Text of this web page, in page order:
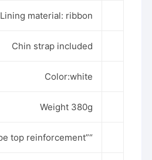
Lining material: ribbon
Chin strap included
Color:white
Weight 380g
“”V””-type top reinforcement